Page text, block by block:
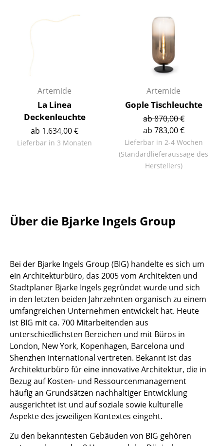
Kleinaufbewahrung
Hängeleuchten & Deckenleuchten
Tischleuchten
Schreibtischleuchten
Stehleuchten & Leseleuchten
Outdoor-Leuchten
Betten
Doppelbetten
Einzelbetten
Stapelbetten
Kinderbetten
Nachttische & Bettzubehör
... alle Betten
Accessoires
Uhren
Artemide
La Linea
Deckenleuchte
ab 1.634,00 €
Lieferbar in 3 Monaten
Artemide
Gople Tischleuchte
ab 870,00 €
ab 783,00 €
Lieferbar in 2-4 Wochen
(Standardlieferaussage des
Herstellers)
Über die Bjarke Ingels Group
Bei der Bjarke Ingels Group (BIG) handelte es sich um
ein Architekturbüro, das 2005 vom Architekten und
Stadtplaner Bjarke Ingels gegründet wurde und sich
in den letzten beiden Jahrzehnten organisch zu einem
umfangreichen Unternehmen entwickelt hat. Heute
ist BIG mit ca. 700 Mitarbeitenden aus
unterschiedlichsten Bereichen und mit Büros in
London, New York, Kopenhagen, Barcelona und
Shenzhen international vertreten. Bekannt ist das
Architekturbüro für eine innovative Architektur, die in
Bezug auf Kosten- und Ressourcenmanagement
häufig an Grundsätzen nachhaltiger Entwicklung
ausgerichtet ist und auf soziale sowie kulturelle
Aspekte des jeweiligen Kontextes eingeht.
Zu den bekanntesten Gebäuden von BIG gehören